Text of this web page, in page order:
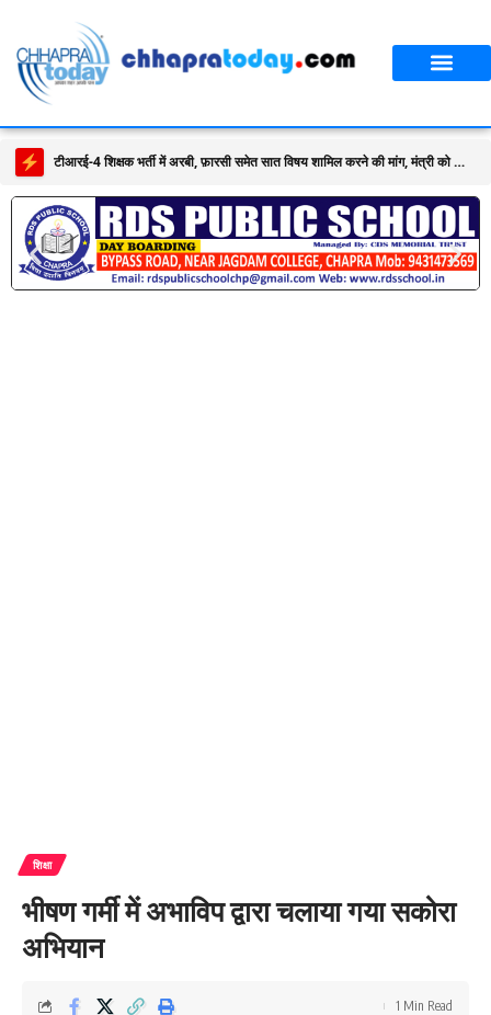
टीआरई-4 शिक्षक भर्ती में अरबी, फ़ारसी समेत सात विषय शामिल करने की मांग, मंत्री को सौंपा ज्ञापन
शिक्षा
भीषण गर्मी में अभाविप द्वारा चलाया गया सकोरा
अभियान
1 Min Read